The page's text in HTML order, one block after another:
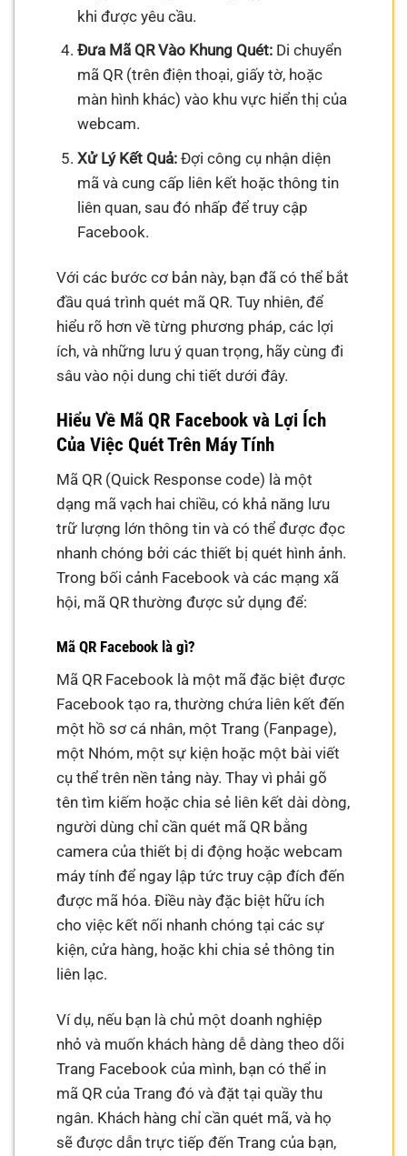
khi được yêu cầu.
Đưa Mã QR Vào Khung Quét:Di chuyển
mã QR (trên điện thoại, giấy tờ, hoặc
màn hình khác) vào khu vực hiển thị của
webcam.
Xử Lý Kết Quả:Đợi công cụ nhận diện
mã và cung cấp liên kết hoặc thông tin
liên quan, sau đó nhấp để truy cập
Facebook.
Với các bước cơ bản này, bạn đã có thể bắt
đầu quá trình quét mã QR. Tuy nhiên, để
hiểu rõ hơn về từng phương pháp, các lợi
ích, và những lưu ý quan trọng, hãy cùng đi
sâu vào nội dung chi tiết dưới đây.
Hiểu Về Mã QR Facebook và Lợi Ích
Của Việc Quét Trên Máy Tính
Mã QR (Quick Response code) là một
dạng mã vạch hai chiều, có khả năng lưu
trữ lượng lớn thông tin và có thể được đọc
nhanh chóng bởi các thiết bị quét hình ảnh.
Trong bối cảnh Facebook và các mạng xã
hội, mã QR thường được sử dụng để:
Mã QR Facebook là gì?
Mã QR Facebook là một mã đặc biệt được
Facebook tạo ra, thường chứa liên kết đến
một hồ sơ cá nhân, một Trang (Fanpage),
một Nhóm, một sự kiện hoặc một bài viết
cụ thể trên nền tảng này. Thay vì phải gõ
tên tìm kiếm hoặc chia sẻ liên kết dài dòng,
người dùng chỉ cần quét mã QR bằng
camera của thiết bị di động hoặc webcam
máy tính để ngay lập tức truy cập đích đến
được mã hóa. Điều này đặc biệt hữu ích
cho việc kết nối nhanh chóng tại các sự
kiện, cửa hàng, hoặc khi chia sẻ thông tin
liên lạc.
Ví dụ, nếu bạn là chủ một doanh nghiệp
nhỏ và muốn khách hàng dễ dàng theo dõi
Trang Facebook của mình, bạn có thể in
mã QR của Trang đó và đặt tại quầy thu
ngân. Khách hàng chỉ cần quét mã, và họ
sẽ được dẫn trực tiếp đến Trang của bạn,